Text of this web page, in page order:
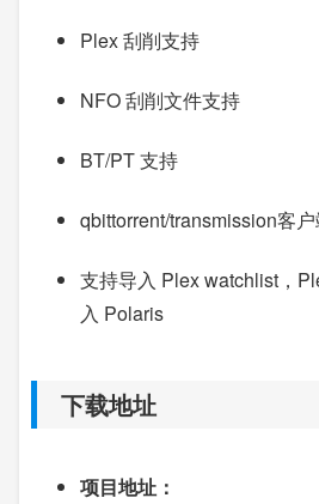
Plex 刮削支持
NFO 刮削文件支持
BT/PT 支持
qbittorrent/transmission客
支持导入 Plex watchlist，
入 Polaris
下载地址
项目地址：